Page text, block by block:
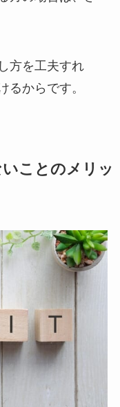
方を工夫すれ
るからです。
ことのメリッ